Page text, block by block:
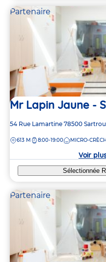
Partenaire
Mr Lapin Jaune -
Adresse
la
54 Rue Lamartine 78500
DISTANCE
613 M 8:00-19:00 MICRO-
Voir
Sélectionnée
Partenaire